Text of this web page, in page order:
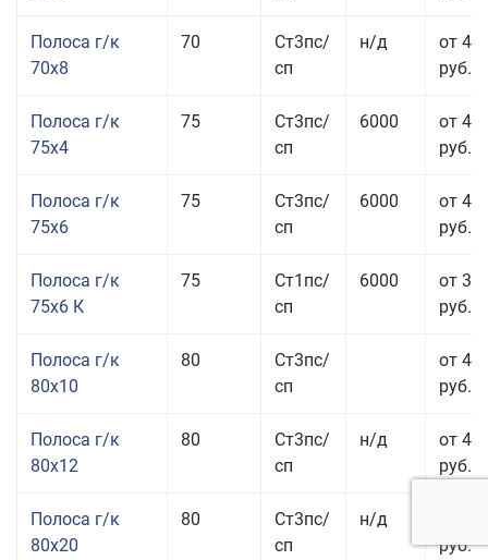
Полоса г/к
70x8
70
Ст3пс/
сп
н/д
от 43
руб.
Полоса г/к
75x4
75
Ст3пс/
сп
6000
от 42
руб.
Полоса г/к
75x6
75
Ст3пс/
сп
6000
от 42
руб.
Полоса г/к
75x6 К
75
Ст1пс/
сп
6000
от 35
руб.
Полоса г/к
80x10
80
Ст3пс/
сп
от 43
руб.
Полоса г/к
80x12
80
Ст3пс/
сп
н/д
от 45
руб.
Полоса г/к
80x20
80
Ст3пс/
сп
н/д
руб.